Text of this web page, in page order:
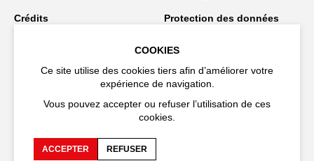
Crédits
Protection des données
Restez connecté
COOKIES
Ce site utilise des cookies tiers afin d’améliorer votre
expérience de navigation.
Vous pouvez accepter ou refuser l’utilisation de ces
cookies.
ACCEPTER REFUSER